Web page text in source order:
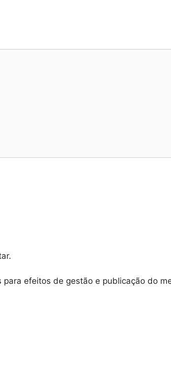
efeitos de gestão e publicação do